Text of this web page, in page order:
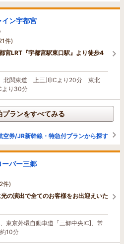
ン宇都宮
件)
宮LRT『宇都宮駅東口駅』より徒歩4
北関東道 上三川ICより20分 東北
より30分
プランをすべてみる
空券/JR新幹線・特急付プランから探す
バー三郷
件)
の演出で全てのお客様をお出迎えいた
東京外環自動車道「三郷中央IC]、常
10分